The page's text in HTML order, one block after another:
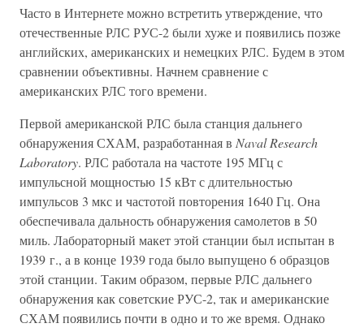
Часто в Интернете можно встретить утверждение, что
отечественные РЛС РУС-2 были хуже и появились позже
английских, американских и немецких РЛС. Будем в этом
сравнении объективны. Начнем сравнение с
американских РЛС того времени.
Первой американской РЛС была станция дальнего
обнаружения СХАМ, разработанная в Naval Research
Laboratory. РЛС работала на частоте 195 МГц с
импульсной мощностью 15 кВт с длительностью
импульсов 3 мкс и частотой повторения 1640 Гц. Она
обеспечивала дальность обнаружения самолетов в 50
миль. Лабораторный макет этой станции был испытан в
1939 г., а в конце 1939 года было выпущено 6 образцов
этой станции. Таким образом, первые РЛС дальнего
обнаружения как советские РУС-2, так и американские
СХАМ появились почти в одно и то же время. Однако